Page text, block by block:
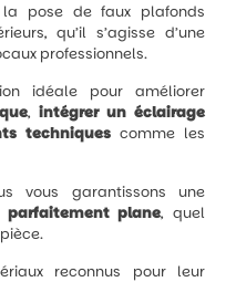
la pose de faux plafonds
qu’il s’agisse d’une
professionnels.
idéale pour améliorer
, intégrer un éclairage
techniquescomme les
vous garantissons une
parfaitement plane, quel
reconnus pour leur